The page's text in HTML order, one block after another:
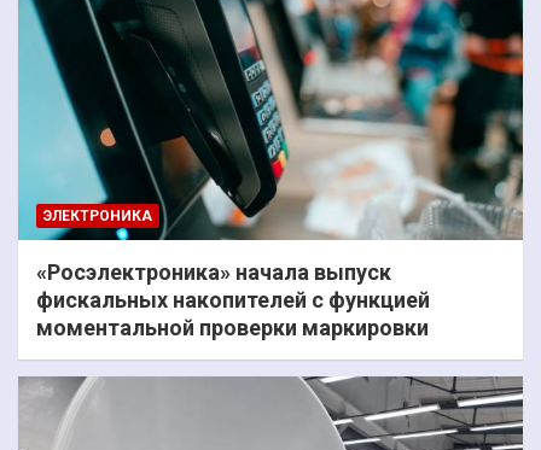
ЭЛЕКТРОНИКА
«Росэлектроника» начала выпуск
фискальных накопителей с функцией
моментальной проверки маркировки